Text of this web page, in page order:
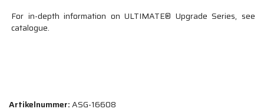
For in-depth information on ULTIMATE® Upgrade Series, see
catalogue.
Artikelnummer:ASG-16608